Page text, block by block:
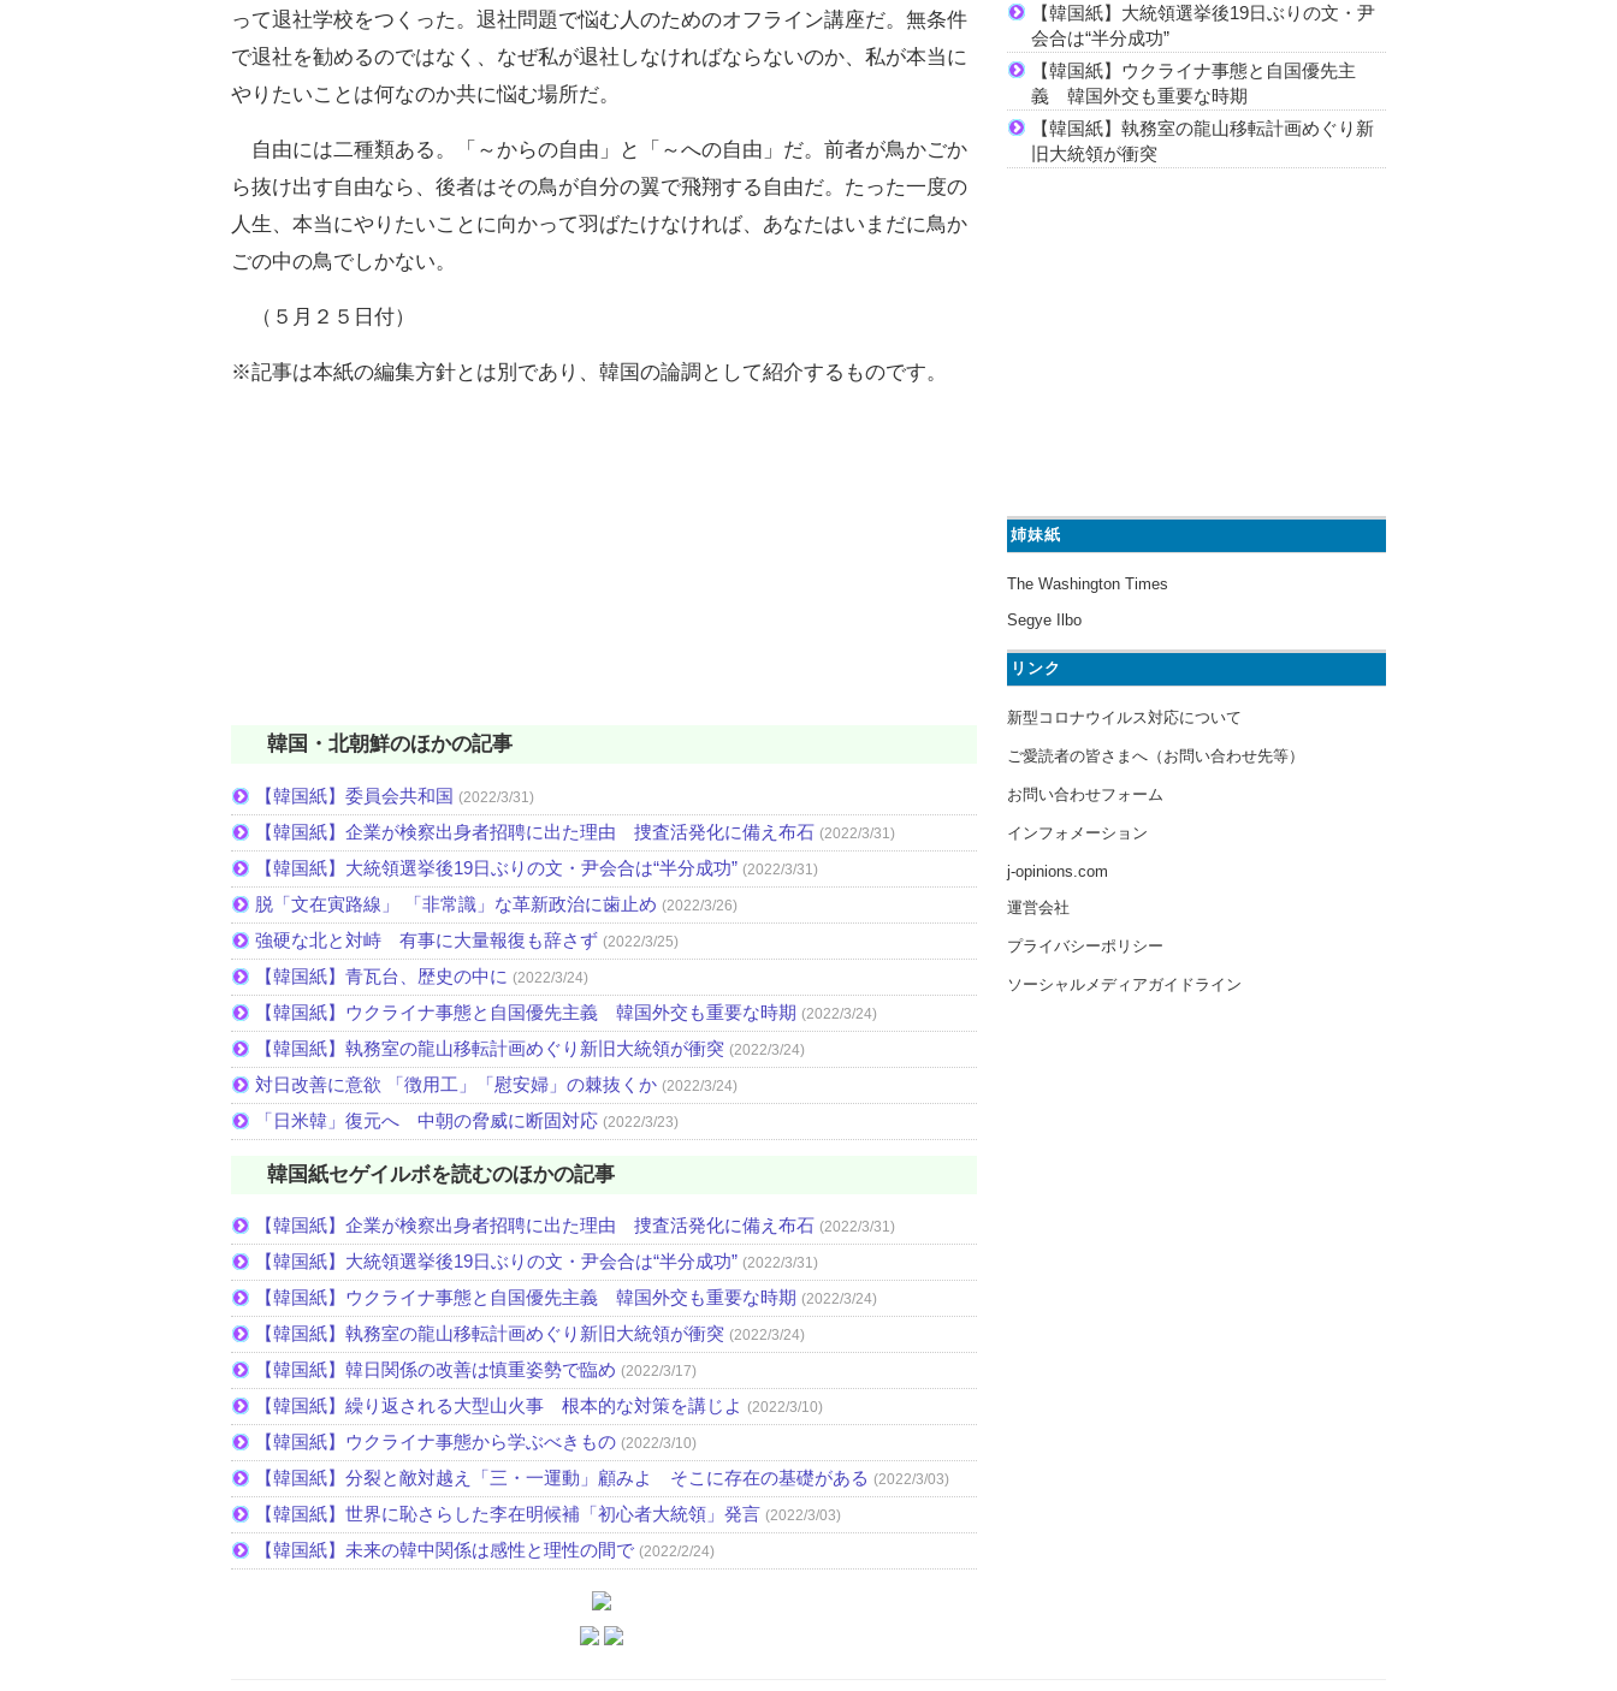
って退社学校をつくった。退社問題で悩む人のためのオフライン講座だ。無条件
で退社を勧めるのではなく、なぜ私が退社しなければならないのか、私が本当に
やりたいことは何なのか共に悩む場所だ。
自由には二種類ある。「～からの自由」と「～への自由」だ。前者が鳥かごか
ら抜け出す自由なら、後者はその鳥が自分の翼で飛翔する自由だ。たった一度の
人生、本当にやりたいことに向かって羽ばたけなければ、あなたはいまだに鳥か
ごの中の鳥でしかない。
（５月２５日付）
※記事は本紙の編集方針とは別であり、韓国の論調として紹介するものです。
韓国・北朝鮮のほかの記事
【韓国紙】委員会共和国 (2022/3/31)
【韓国紙】企業が検察出身者招聘に出た理由 捜査活発化に備え布石 (2022/3/31)
【韓国紙】大統領選挙後19日ぶりの文・尹会合は“半分成功” (2022/3/31)
脱「文在寅路線」 「非常識」な革新政治に歯止め (2022/3/26)
強硬な北と対峙 有事に大量報復も辞さず (2022/3/25)
【韓国紙】青瓦台、歴史の中に (2022/3/24)
【韓国紙】ウクライナ事態と自国優先主義 韓国外交も重要な時期 (2022/3/24)
【韓国紙】執務室の龍山移転計画めぐり新旧大統領が衝突 (2022/3/24)
対日改善に意欲 「徴用工」「慰安婦」の棘抜くか (2022/3/24)
「日米韓」復元へ 中朝の脅威に断固対応 (2022/3/23)
韓国紙セゲイルボを読むのほかの記事
【韓国紙】企業が検察出身者招聘に出た理由 捜査活発化に備え布石 (2022/3/31)
【韓国紙】大統領選挙後19日ぶりの文・尹会合は“半分成功” (2022/3/31)
【韓国紙】ウクライナ事態と自国優先主義 韓国外交も重要な時期 (2022/3/24)
【韓国紙】執務室の龍山移転計画めぐり新旧大統領が衝突 (2022/3/24)
【韓国紙】韓日関係の改善は慎重姿勢で臨め (2022/3/17)
【韓国紙】繰り返される大型山火事 根本的な対策を講じよ (2022/3/10)
【韓国紙】ウクライナ事態から学ぶべきもの (2022/3/10)
【韓国紙】分裂と敵対越え「三・一運動」顧みよ そこに存在の基礎がある (2022/3/03)
【韓国紙】世界に恥さらした李在明候補「初心者大統領」発言 (2022/3/03)
【韓国紙】未来の韓中関係は感性と理性の間で (2022/2/24)
【韓国紙】大統領選挙後19日ぶりの文・尹
会合は“半分成功”
【韓国紙】ウクライナ事態と自国優先主
義 韓国外交も重要な時期
【韓国紙】執務室の龍山移転計画めぐり新
旧大統領が衝突
姉妹紙
The Washington Times
Segye Ilbo
リンク
新型コロナウイルス対応について
ご愛読者の皆さまへ（お問い合わせ先等）
お問い合わせフォーム
インフォメーション
j-opinions.com
運営会社
プライバシーポリシー
ソーシャルメディアガイドライン